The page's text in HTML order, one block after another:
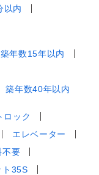
以内
築年数15年以内
築年数40年以内
ロック
エレベーター
不要
ト35S